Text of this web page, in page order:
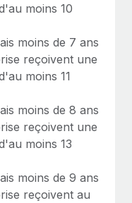
moins 10
moins de 7 ans
reçoivent une
moins 11
moins de 8 ans
reçoivent une
moins 13
moins de 9 ans
reçoivent au